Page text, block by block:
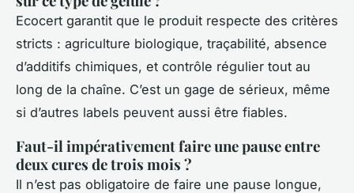
Ecocert garantit que le produit respecte des critères
stricts : agriculture biologique, traçabilité, absence
d’additifs chimiques, et contrôle régulier tout au
long de la chaîne. C’est un gage de sérieux, même
si d’autres labels peuvent aussi être fiables.
Faut-il impérativement faire une pause entre
deux cures de trois mois ?
Il n’est pas obligatoire de faire une pause longue,